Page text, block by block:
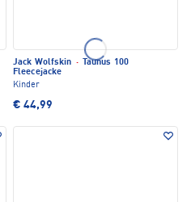
Jack Wolfskin ·
Taunus 100
Fleecejacke
Kinder
€ 44,99